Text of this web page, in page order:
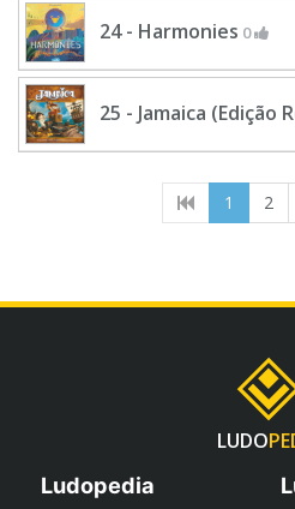
24 - Harmonies 0
25 - Jamaica (Edição
1 (current)
2
LUDO
Ludopedia